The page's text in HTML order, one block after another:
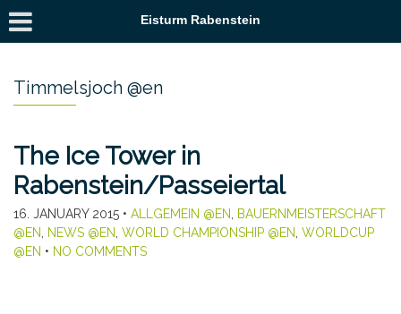
Eisturm Rabenstein
Timmelsjoch @en
The Ice Tower in
Rabenstein/Passeiertal
16. JANUARY 2015 • ALLGEMEIN @EN
BAUERNMEISTERSCHAFT
@EN
NEWS @EN WORLD CHAMPIONSHIP @EN WORLDCUP
@EN • NO COMMENTS